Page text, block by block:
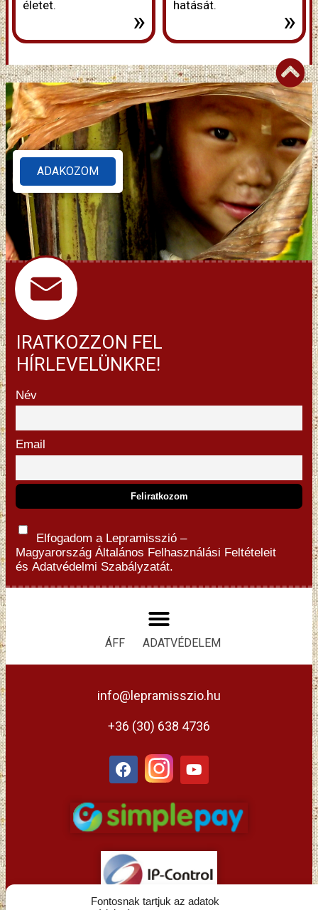
Fontosnak tartjuk az adatok
életet.
»
hatását.
»
ADAKOZOM
IRATKOZZON FEL
HÍRLEVELÜNKRE!
Név
Email
Elfogadom a Lepramisszió –
Magyarország Általános Felhasználási Feltételeit
és Adatvédelmi Szabályzatát.
ÁFF ADATVÉDELEM
info@lepramisszio.hu
+36 (30) 638 4736